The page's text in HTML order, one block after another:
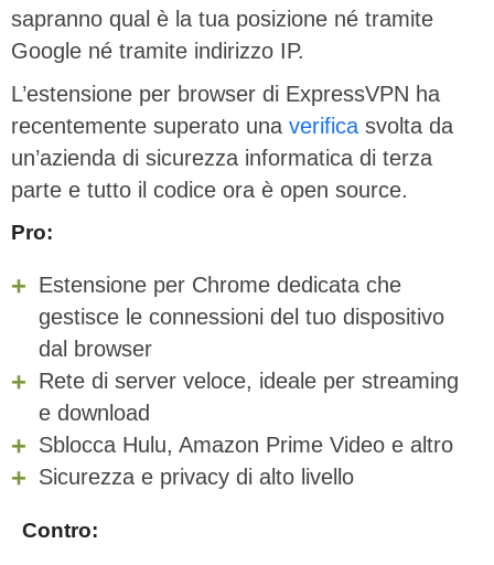
sapranno qual è la tua posizione né tramite
Google né tramite indirizzo IP.
L’estensione per browser di ExpressVPN ha
recentemente superato una verifica svolta da
un’azienda di sicurezza informatica di terza
parte e tutto il codice ora è open source.
Pro:
Estensione per Chrome dedicata che
gestisce le connessioni del tuo dispositivo
dal browser
Rete di server veloce, ideale per streaming
e download
Sblocca Hulu, Amazon Prime Video e altro
Sicurezza e privacy di alto livello
Contro: